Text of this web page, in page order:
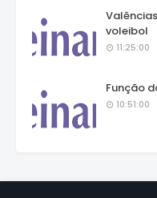
voleibol
11:25:00
Função
10:51:00